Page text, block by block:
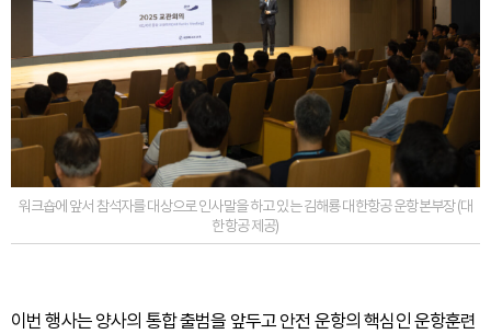
워크숍에 앞서 참석자를 대상으로 인사말을 하고 있는 김해룡 대한항공 운항본부장 (대
한항공 제공)
이번 행사는 양사의 통합 출범을 앞두고 안전 운항의 핵심인 운항훈련